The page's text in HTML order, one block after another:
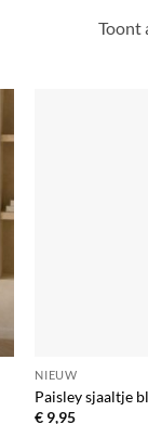
Toont
NIEUW
Paisley sjaaltje
€ 9,95